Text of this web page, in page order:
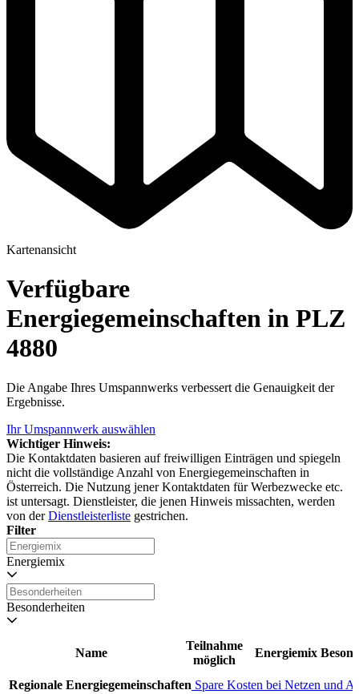
Kartenansicht
Verfügbare
Energiegemeinschaften in PLZ
4880
Die Angabe Ihres Umspannwerks verbessert die Genauigkeit der
Ergebnisse.
Ihr Umspannwerk auswählen
Wichtiger Hinweis:
Die Kontaktdaten basieren auf freiwilligen Einträgen und spiegeln
nicht die vollständige Anzahl von Energiegemeinschaften in
Österreich. Die Nutzung jener Kontaktdaten für Werbezwecke etc.
ist untersagt. Dienstleister, die jenen Hinweis missachten, werden
von derDienstleisterliste gestrichen.
Filter
Energiemix
Besonderheiten
Name
Teilnahme
möglich
Energiemix
Regionale Energiegemeinschaften Spare Kosten bei Netzen und